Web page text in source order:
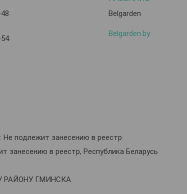
Belgarden
Belgarden.by
Не подлежит занесению в реестр
занесению в реестр, Республика Беларусь
РАЙОНУ Г.МИНСКА